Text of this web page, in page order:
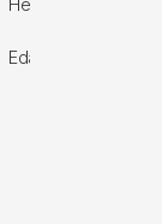
Hereditaris
Edat